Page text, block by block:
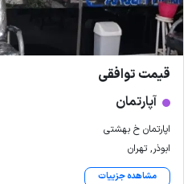
قیمت توافقی
آپارتمان
اپارتمان خ بهشتی
ابوذر, تهران
مشاهده جزییات